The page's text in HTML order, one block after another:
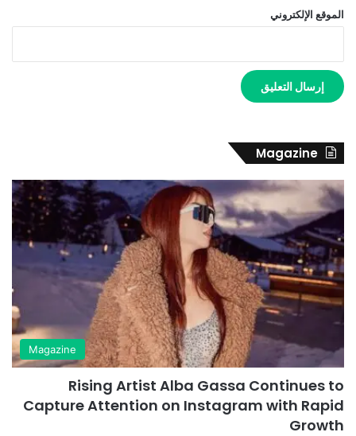
الموقع الإلكتروني
Magazine
Magazine
Rising Artist Alba Gassa Continues to
Capture Attention on Instagram with Rapid
Growth